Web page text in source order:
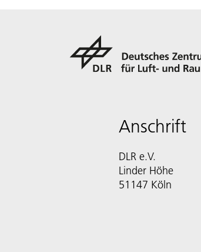
Anschrift
DLR e.V.
Linder Höhe
51147 Köln